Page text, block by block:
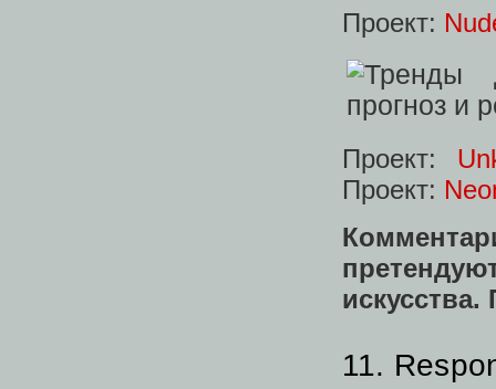
Проект:
Проект:
Проект:
искусства.
11.